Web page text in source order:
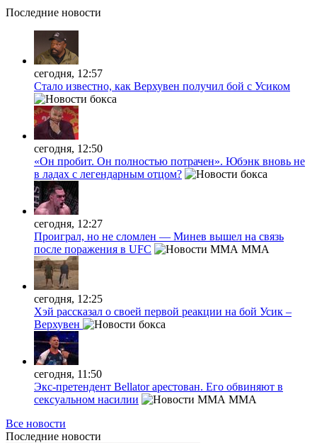
Последние новости
сегодня, 12:57
Стало известно, как Верхувен получил бой с Усиком
сегодня, 12:50
«Он пробит. Он полностью потрачен». Юбэнк вновь не
в ладах с легендарным отцом?
сегодня, 12:27
Проиграл, но не сломлен — Минев вышел на связь
после поражения в UFC
MMA
сегодня, 12:25
Хэй рассказал о своей первой реакции на бой Усик –
Верхувен
сегодня, 11:50
Экс-претендент Bellator арестован. Его обвиняют в
сексуальном насилии
MMA
Все новости
Последние новости